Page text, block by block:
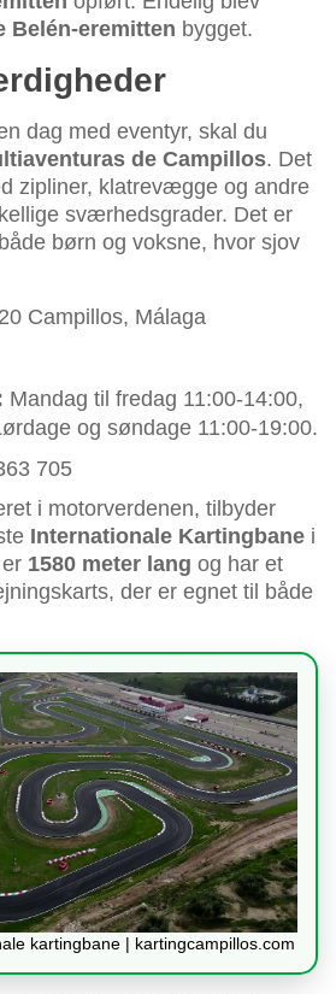
Belén-eremitten bygget.
dag med eventyr, skal du
de Campillos. Det
zipliner, klatrevægge og andre
sværhedsgrader. Det er
børn og voksne, hvor sjov
Campillos, Málaga
Mandag til fredag 11:00-14:00,
og søndage 11:00-19:00.
705
i motorverdenen, tilbyder
Internationale Kartingbane i
1580 meter lang og har et
der er egnet til både
kartingbane | kartingcampillos.com